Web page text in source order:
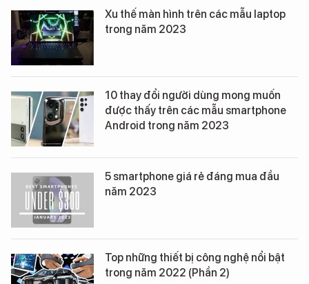
Xu thế màn hình trên các mẫu laptop
trong năm 2023
10 thay đổi người dùng mong muốn
được thấy trên các mẫu smartphone
Android trong năm 2023
5 smartphone giá rẻ đáng mua đầu
năm 2023
Top những thiết bị công nghệ nổi bật
trong năm 2022 (Phần 2)